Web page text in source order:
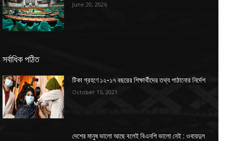
June 20, 2026
সর্বাধিক পঠিত
টিকা গ্রহণে ১২-১৭ বছরের শিক্ষার্থীদের তথ্য পাঠানোর নির্দেশ
October 15, 2021
দেশের মানুষ ভালো আছে বলেই বিএনপি ভালো নেই : ওবায়দুল